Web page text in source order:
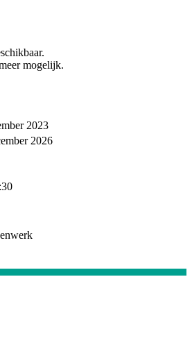
mogelijk.
2023
2026